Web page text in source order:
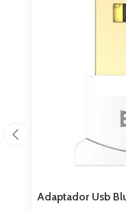
Adaptador Usb